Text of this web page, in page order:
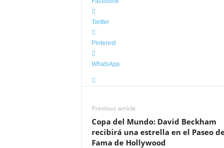
Twitter
Pinterest
WhatsApp
Previous article
Copa del Mundo: David Beckham
recibirá una estrella en el Paseo
Fama de Hollywood